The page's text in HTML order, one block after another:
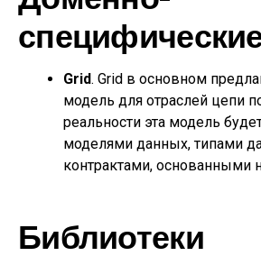
Grid. Grid в основном
модель для отраслей цепи
реальности эта модель
моделями данных, типами
контрактами, основанными
Библиотеки